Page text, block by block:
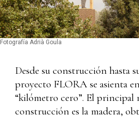
Fotografía Adrià Goula
Desde su construcción hasta
proyecto FLORA se asienta
“kilómetro cero”. El principal
construcción es la madera,